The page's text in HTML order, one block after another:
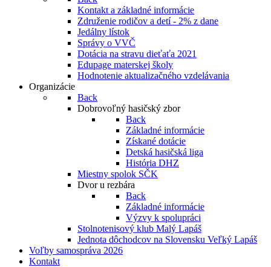
Kontakt a základné informácie
Združenie rodičov a detí - 2% z dane
Jedálny lístok
Správy o VVČ
Dotácia na stravu dieťaťa 2021
Edupage materskej školy
Hodnotenie aktualizačného vzdelávania
Organizácie
Back
Dobrovoľný hasičský zbor
Back
Základné informácie
Získané dotácie
Detská hasičská liga
História DHZ
Miestny spolok SČK
Dvor u rezbára
Back
Základné informácie
Výzvy k spolupráci
Stolnotenisový klub Malý Lapáš
Jednota dôchodcov na Slovensku Veľký Lapáš
Voľby samospráva 2026
Kontakt